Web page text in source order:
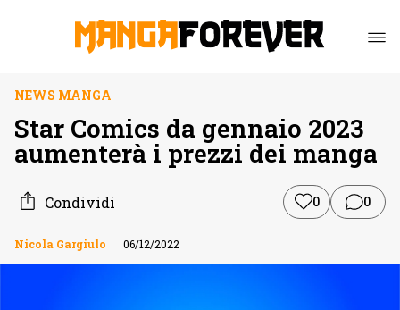
NEWS MANGA
Star Comics da gennaio 2023
aumenterà i prezzi dei manga
Condividi 0 0
Nicola Gargiulo 06/12/2022